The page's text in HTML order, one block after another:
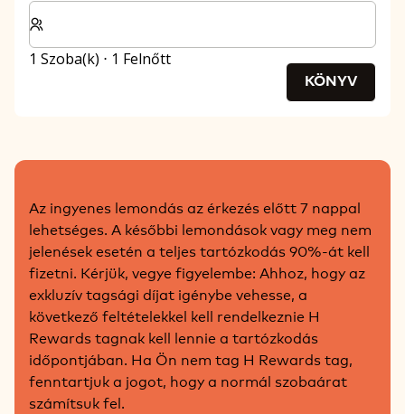
Válassza ki a szobák és a vendégek számát
1 Szoba(k) ⋅ 1 Felnőtt
KÖNYV
Az ingyenes lemondás az érkezés előtt 7 nappal
lehetséges. A későbbi lemondások vagy meg nem
jelenések esetén a teljes tartózkodás 90%-át kell
fizetni. Kérjük, vegye figyelembe: Ahhoz, hogy az
exkluzív tagsági díjat igénybe vehesse, a
következő feltételekkel kell rendelkeznie H
Rewards tagnak kell lennie a tartózkodás
időpontjában. Ha Ön nem tag H Rewards tag,
fenntartjuk a jogot, hogy a normál szobaárat
számítsuk fel.